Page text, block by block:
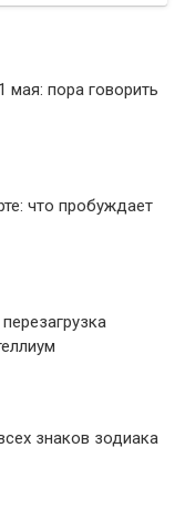
мая: пора говорить
что пробуждает
знаков зодиака